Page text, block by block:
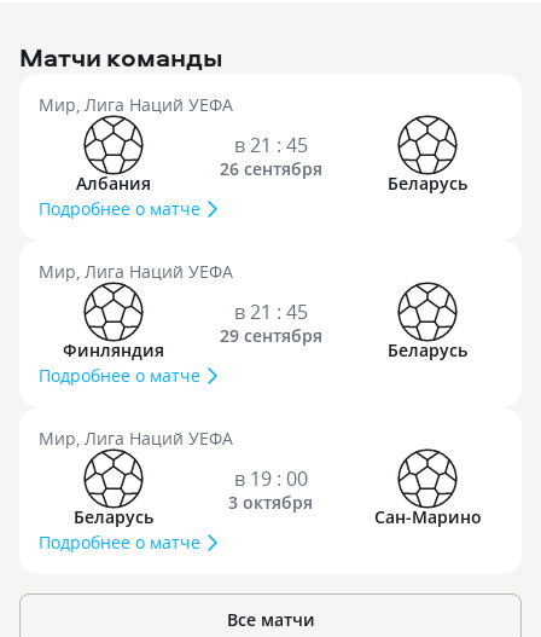
Матчи команды
Мир, Лига Наций УЕФА
Албания
в 21 : 45
26 сентября
Беларусь
Подробнее о матче
Мир, Лига Наций УЕФА
Финляндия
в 21 : 45
29 сентября
Беларусь
Подробнее о матче
Мир, Лига Наций УЕФА
Беларусь
в 19 : 00
3 октября
Сан-Марино
Подробнее о матче
Все матчи